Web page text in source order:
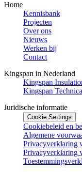
Home
Kennisbank
Projecten
Over ons
Nieuws
Werken bij
Contact
Kingspan in Nederland
Kingspan
Kingspan
Juridische informatie
Cookie Settings
Cookiebeleid en
Algemene
Privacyverklaring
Privacyverklaring